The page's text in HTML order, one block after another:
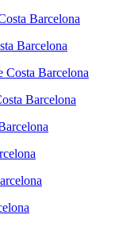
Barcelona
Barcelona